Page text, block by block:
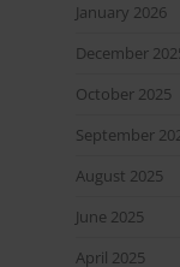
January 2026
December
October 2025
September
August 2025
June 2025
April 2025